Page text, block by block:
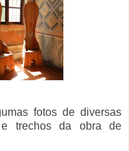
fotos de diversas
trechos da obra de